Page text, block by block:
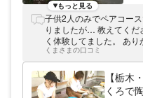
の作
様が
す。
もっと見る
子供2人のみでペアコー
りましたが… 教えてくだ
く体験してました。 あり
くまさまの口コミ
【栃木
くろで